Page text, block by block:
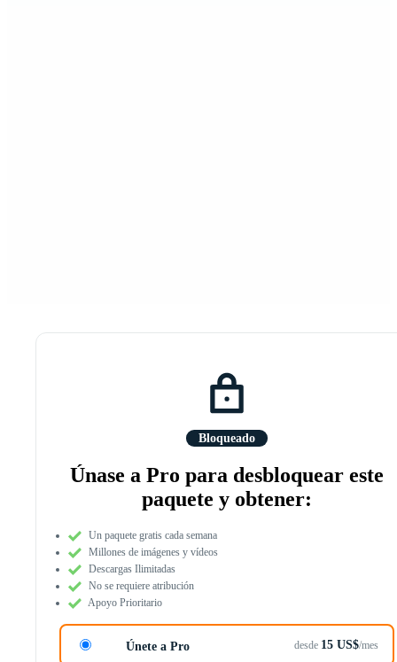
Bloqueado
Únase a Pro para desbloquear este
paquete y obtener:
Un paquete gratis cada semana
Millones de imágenes y vídeos
Descargas Ilimitadas
No se requiere atribución
Apoyo Prioritario
Únete a Pro desde 15 US$/mes